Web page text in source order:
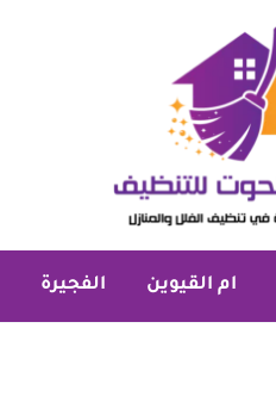
ام القيوين الفجيرة